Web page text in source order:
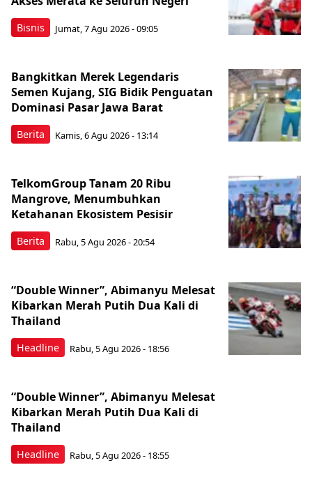
Bisnis Jumat, 7 Agu 2026 - 09:05
Berita
Bangkitkan Merek Legendaris
Semen Kujang, SIG Bidik Penguatan
Dominasi Pasar Jawa Barat
Kamis, 6 Agu 2026 - 13:14
Berita
TelkomGroup Tanam 20 Ribu
Mangrove, Menumbuhkan
Ketahanan Ekosistem Pesisir
Rabu, 5 Agu 2026 - 20:54
Headline
“Double Winner”, Abimanyu Melesat
Kibarkan Merah Putih Dua Kali di
Thailand
Rabu, 5 Agu 2026 - 18:56
Headline
“Double Winner”, Abimanyu Melesat
Kibarkan Merah Putih Dua Kali di
Thailand
Rabu, 5 Agu 2026 - 18:55